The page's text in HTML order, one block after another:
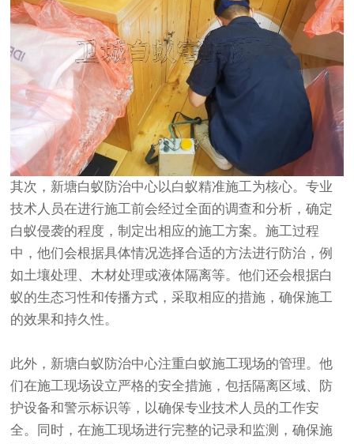
其次，新塘白蚁防治中心以白蚁精准施工为核心。专业
技术人员在进行施工前会经过全面的调查和分析，确定
白蚁侵袭的程度，制定出相应的施工方案。施工过程
中，他们会根据具体情况选择合适的方法进行防治，例
如土壤处理、木材处理或液体隔离等。他们还会根据白
蚁的生态习性和传播方式，采取相应的措施，确保施工
的效果和持久性。
此外，新塘白蚁防治中心注重白蚁施工现场的管理。他
们在施工现场设立严格的安全措施，包括隔离区域、防
护设备和警示标识等，以确保专业技术人员的工作安
全。同时，在施工现场进行完整的记录和监测，确保施